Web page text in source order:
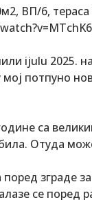
ВП/6,
ijulu 2025.
потпуно
са
Отуда
зграде
се поред